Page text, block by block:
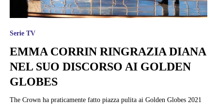
Serie TV
EMMA CORRIN RINGRAZIA DIANA
NEL SUO DISCORSO AI GOLDEN
GLOBES
The Crown ha praticamente fatto piazza pulita ai Golden Globes 2021